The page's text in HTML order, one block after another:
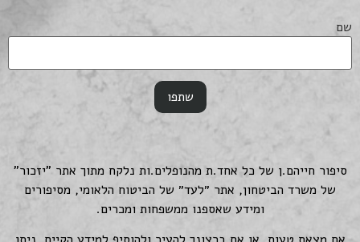
שם
סיפור חייהם.ן של כל אחד.ת מהנופלים.ות נלקח מתוך אתר "יזכור"
של משרד הביטחון, אתר ״לעד״ של הביטוח הלאומי, מסיפורים
ומידע שאספנו ממשפחות ומכרים.